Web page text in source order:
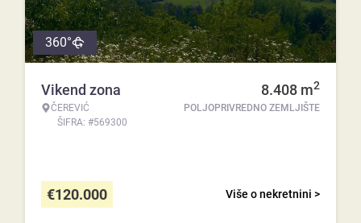
360°
Vikend zona
ČEREVIĆ
ŠIFRA: #569300
8.408 m2
POLJOPRIVREDNO ZEMLJIŠTE
Više o nekretnini >
€120.000